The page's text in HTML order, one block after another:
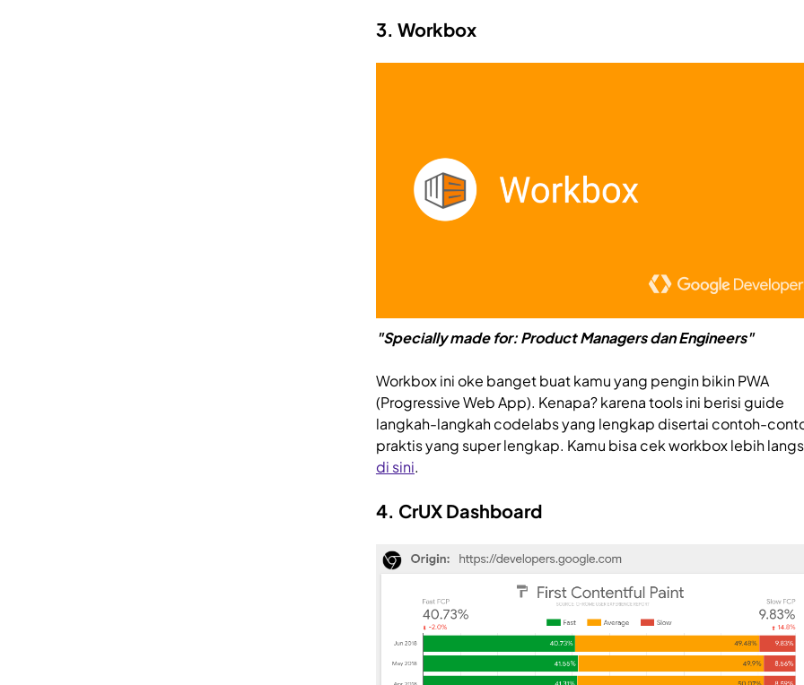
3. Workbox
"Specially made for: Product Managers dan Engineers"
Workbox ini oke banget buat kamu yang pengin bikin PWA
(Progressive Web App). Kenapa? karena tools ini berisi guide
langkah-langkah codelabs yang lengkap disertai contoh-
praktis yang super lengkap. Kamu bisa cek workbox lebih
di sini.
4. CrUX Dashboard